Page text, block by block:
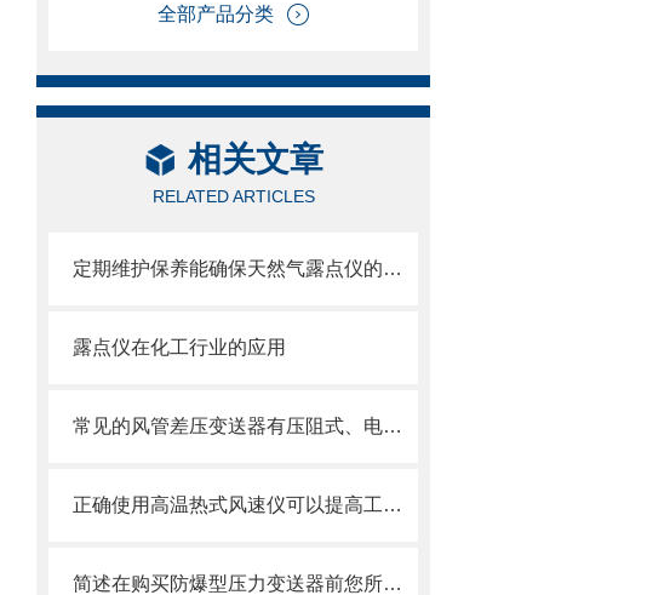
全部产品分类
相关文章
RELATED ARTICLES
定期维护保养能确保天然气露点仪的正常运行
露点仪在化工行业的应用
常见的风管差压变送器有压阻式、电容式和谐振式
正确使用高温热式风速仪可以提高工作效率
简述在购买防爆型压力变送器前您所需要了解的知识